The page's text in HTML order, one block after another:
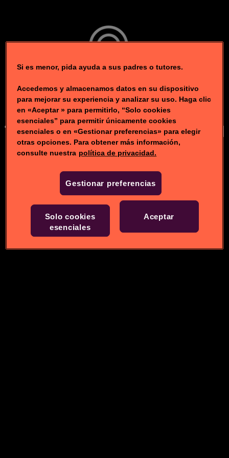
Toca para ocultar la barra del
navegador
Si es menor, pida ayuda a sus padres o tutores.
Accedemos y almacenamos datos en su dispositivo
para mejorar su experiencia y analizar su uso. Haga clic
en «Aceptar » para permitirlo, “Solo cookies
esenciales” para permitir únicamente cookies
esenciales o en «Gestionar preferencias» para elegir
otras opciones. Para obtener más información,
consulte nuestra política de privacidad.
Gestionar preferencias
Solo cookies
esenciales
Aceptar